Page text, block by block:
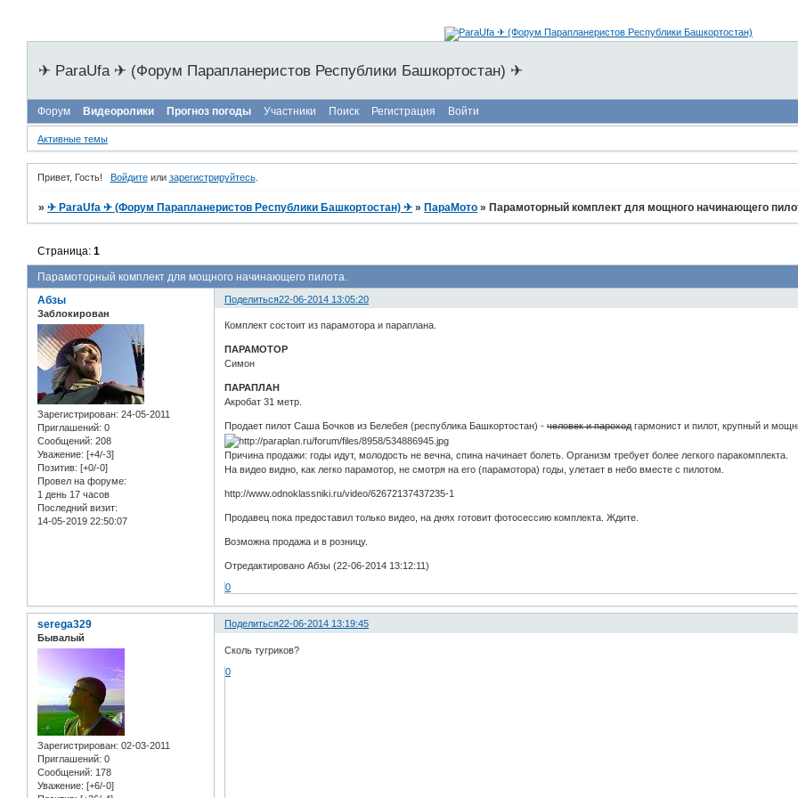
✈ ParaUfa ✈ (Форум Парапланеристов Республики Башкортостан) ✈
Форум Видеоролики Прогноз погоды Участники Поиск Регистрация Войти
Активные темы
Привет, Гость! Войдитеили зарегистрируйтесь.
»✈ ParaUfa ✈ (Форум Парапланеристов Республики Башкортостан) ✈ » ПараМото » Парамоторный комплект для мощного начинающего
Парамоторный комплект для мощного начинающего пилота.
Страница:1
Поделиться22-06-2014 13:05:20
Абзы
Заблокирован
Зарегистрирован: 24-05-2011
Приглашений: 0
Сообщений: 208
Уважение: [+4/-3]
Позитив: [+0/-0]
Провел на форуме:
1 день 17 часов
Последний визит:
14-05-2019 22:50:07
Комплект состоит из парамотора и параплана.
ПАРАМОТОР
Симон
ПАРАПЛАН
Акробат 31 метр.
Продает пилот Саша Бочков из Белебея (республика Башкортостан) -человек и пароход гармонист и пилот, крупный и
Причина продажи: годы идут, молодость не вечна, спина начинает болеть. Организм требует более легкого паракомплекта.
На видео видно, как легко парамотор, не смотря на его (парамотора) годы, улетает в небо вместе с пилотом.
http://www.odnoklassniki.ru/video/62672137437235-1
Продавец пока предоставил только видео, на днях готовит фотосессию комплекта. Ждите.
Возможна продажа и в розницу.
Отредактировано Абзы (22-06-2014 13:12:11)
0
Поделиться22-06-2014 13:19:45
serega329
Бывалый
Зарегистрирован: 02-03-2011
Приглашений: 0
Сообщений: 178
Уважение: [+6/-0]
Сколь тугриков?
0